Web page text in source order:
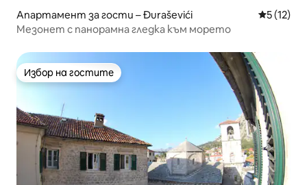
Апартамент за гости – Đuraševići Средна
5 (12)
Мезонет с панорамна гледка към морето
Избор на гостите
Избор на гостите